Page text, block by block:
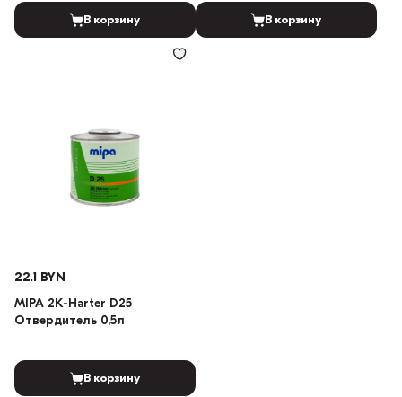
В корзину В корзину
22.1 BYN
MIPA 2K-Harter D25
Отвердитель 0,5л
В корзину